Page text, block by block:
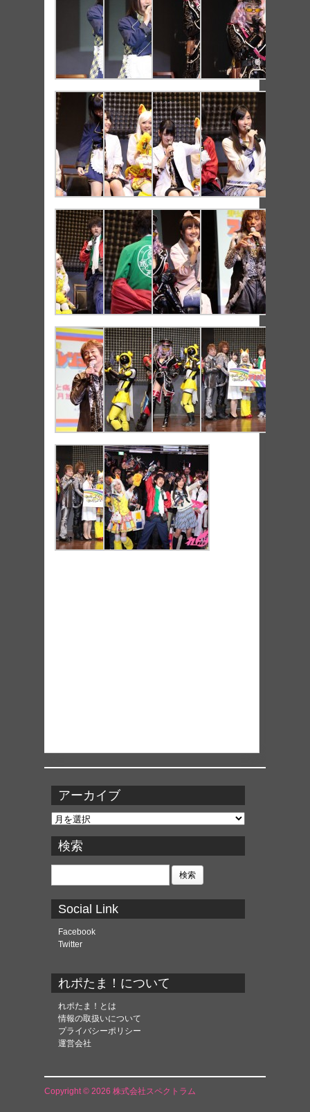
アーカイブ
ア
カ
イ
ブ
検索
検
Social Link
Facebook
Twitter
れポたま！について
れポたま！とは
情報の取扱いについて
プライバシーポリシー
運営会社
Copyright © 2026 株式会社スペクトラム